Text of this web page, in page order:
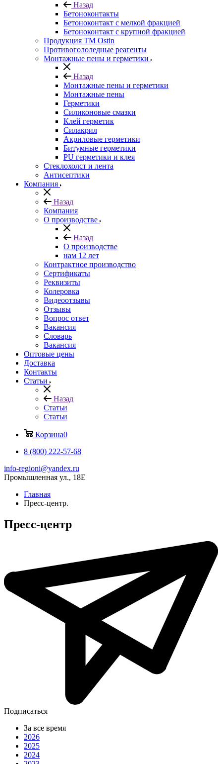
Назад
Бетоноконтакты
Бетоноконтакт с мелкой фракцией
Бетоноконтакт с крупной фракцией
Продукция ТМ Ostin
Противогололедные реагенты
Монтажные пены и герметики
Назад
Монтажные пены и герметики
Монтажные пены
Герметики
Силиконовые смазки
Клей герметик
Силакрил
Акриловые герметики
Битумные герметики
PU герметики и клея
Стеклохолст и лента
Антисептики
Компания
Назад
Компания
О производстве
Назад
О производстве
нам 12 лет
Контрактное производство
Сертификаты
Реквизиты
Колеровка
Видеоотзывы
Отзывы
Вопрос ответ
Вакансия
Словарь
Вакансия
Оптовые цены
Доставка
Контакты
Статьи
Назад
Статьи
Статьи
Корзина0
8 (800) 222-57-68
info-regioni@yandex.ru
Промышленная ул., 18Е
Главная
Пресс-центр.
Пресс-центр
Подписаться
За все время
2026
2025
2024